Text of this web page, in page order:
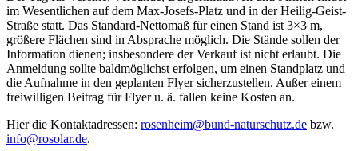
im Wesentlichen auf dem Max-Josefs-Platz und in der Heilig-Geist-
Straße statt. Das Standard-Nettomaß für einen Stand ist 3×3 m,
größere Flächen sind in Absprache möglich. Die Stände sollen der
Information dienen; insbesondere der Verkauf ist nicht erlaubt. Die
Anmeldung sollte baldmöglichst erfolgen, um einen Standplatz und
die Aufnahme in den geplanten Flyer sicherzustellen. Außer einem
freiwilligen Beitrag für Flyer u. ä. fallen keine Kosten an.
Hier die Kontaktadressen: rosenheim@bund-naturschutz.de bzw.
info@rosolar.de.